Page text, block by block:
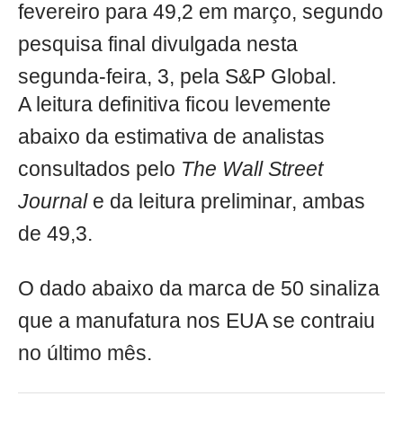
fevereiro para 49,2 em março, segundo
pesquisa final divulgada nesta
segunda-feira, 3, pela S&P Global.
A leitura definitiva ficou levemente
abaixo da estimativa de analistas
consultados pelo The Wall Street
Journal e da leitura preliminar, ambas
de 49,3.
O dado abaixo da marca de 50 sinaliza
que a manufatura nos EUA se contraiu
no último mês.